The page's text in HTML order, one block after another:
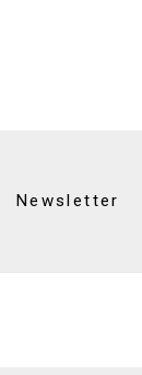
Newsletter